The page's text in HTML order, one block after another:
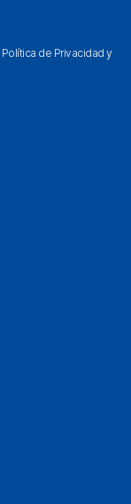
Política de Privacidad y